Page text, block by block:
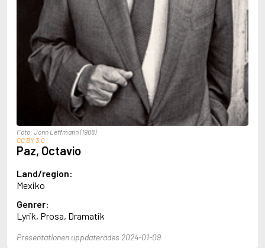
Abu-Jaber, Diana
Abulhawa, Susan
Aburas, Lone
Achebe, Chinua
Achmatova, Anna
Aciman, André
Ackebo, Lena
Acker, Kathy
Ackroyd, Peter
Adam de la Halle
Adamov, Arthur
Adams, Douglas
Adams, Herbert
Adams, Jane
Adams, Richard
Adbåge, Emma
Adelborg, Ottilia
Adichie, Chimamanda Ngozi
Adler-Olsen, Jussi
Foto: Jonn Leffmann (1988)
CC BY 3.0
Paz, Octavio
Land/region:
Mexiko
Genrer:
Lyrik, Prosa, Dramatik
Presentationen uppdaterades 2024-01-09